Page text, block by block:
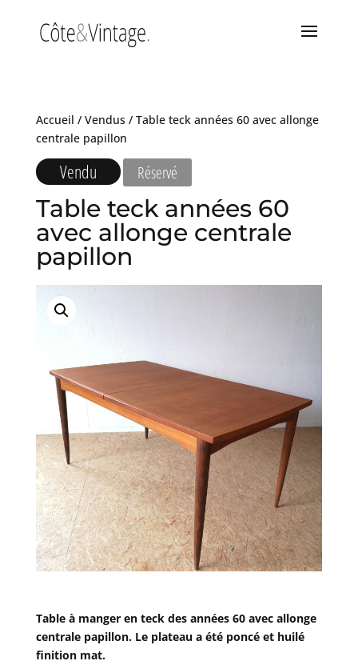
Accueil / Vendus/ Table teck années 60 avec allonge
centrale papillon
Vendu Réservé
Table teck années 60
avec allonge centrale
papillon
Table à manger en teck des années 60 avec allonge
centrale papillon. Le plateau a été poncé et huilé
finition mat.